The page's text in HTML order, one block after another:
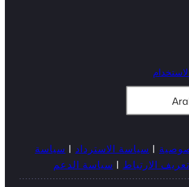
| سياسة الاسترداد | سياسة
الارتباط | سياسة الدعم